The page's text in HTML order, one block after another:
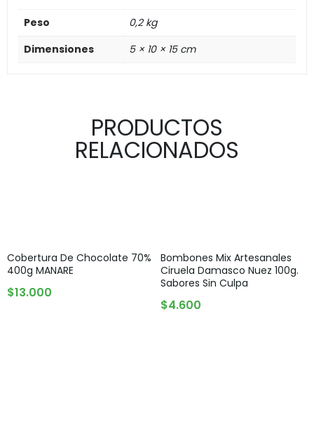
Peso
0,2 kg
Dimensiones
5 × 10 × 15 cm
PRODUCTOS
RELACIONADOS
Cobertura De Chocolate 70%
400g MANARE
$13.000
Bombones Mix Artesanales
Ciruela Damasco Nuez 100g.
Sabores Sin Culpa
$4.600